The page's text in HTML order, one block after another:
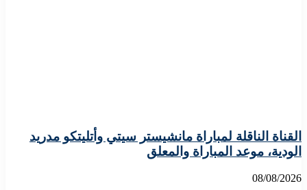
القناة الناقلة لمباراة مانشيستر سيتي وأتليتكو مدريد
الودية، موعد المباراة والمعلق
08/08/2026